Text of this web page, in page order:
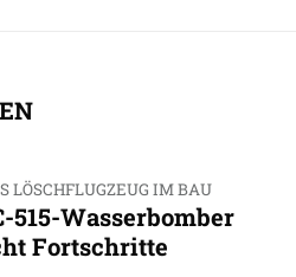
LÖSCHFLUGZEUG IM BAU
515-Wasserbomber
Fortschritte